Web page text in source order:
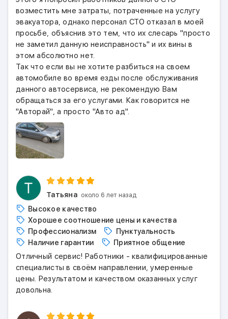
возместить мне затраты, потраченные на услугу
эвакуатора, однако персонал СТО отказал в моей
просьбе, объяснив это тем, что их слесарь "просто
не заметил данную неисправность" и их вины в
этом абсолютно нет.
Так что если вы не хотите разбиться на своем
автомобиле во время езды после обслуживания
данного автосервиса, не рекомендую Вам
обращаться за его услугами. Как говорится не
"Авторай", а просто "Авто ад".
Татьяна около 6 лет назад
Высокое качество
Хорошее соотношение цены и качества
Профессионализм
Пунктуальность
Наличие гарантии
Приятное общение
Отличный сервис! Работники - квалифицированные
специалисты в своём направлении, умеренные
цены. Результатом и качеством оказанных услуг
довольна.